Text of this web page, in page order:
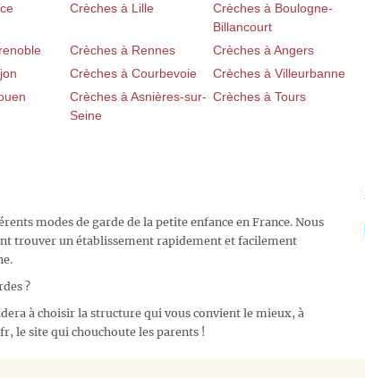
Crèches à Lille
Crèches à Boulogne-
Billancourt
Crèches à Rennes
Crèches à Angers
Crèches à Courbevoie
Crèches à Villeurbanne
Crèches à Asnières-sur-
Seine
Crèches à Tours
modes de garde de la petite enfance en France. Nous
trouver un établissement rapidement et facilement
?
à choisir la structure qui vous convient le mieux, à
le site qui chouchoute les parents !